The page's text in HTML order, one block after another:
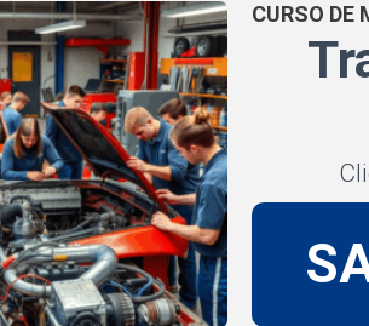
CURSO DE